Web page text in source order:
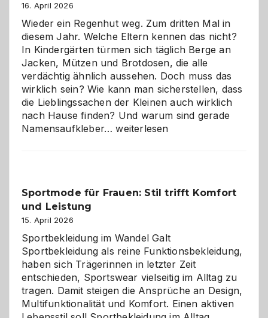
16. April 2026
Wieder ein Regenhut weg. Zum dritten Mal in
diesem Jahr. Welche Eltern kennen das nicht?
In Kindergärten türmen sich täglich Berge an
Jacken, Mützen und Brotdosen, die alle
verdächtig ähnlich aussehen. Doch muss das
wirklich sein? Wie kann man sicherstellen, dass
die Lieblingssachen der Kleinen auch wirklich
nach Hause finden? Und warum sind gerade
Namensaufkleber…Namensaufkleber
gegen
Chaos
weiterlesen
Sportmode für Frauen: Stil trifft Komfort
und Leistung
15. April 2026
Sportbekleidung im Wandel Galt
Sportbekleidung als reine Funktionsbekleidung,
haben sich Trägerinnen in letzter Zeit
entschieden, Sportswear vielseitig im Alltag zu
tragen. Damit steigen die Ansprüche an Design,
Multifunktionalität und Komfort. Einen aktiven